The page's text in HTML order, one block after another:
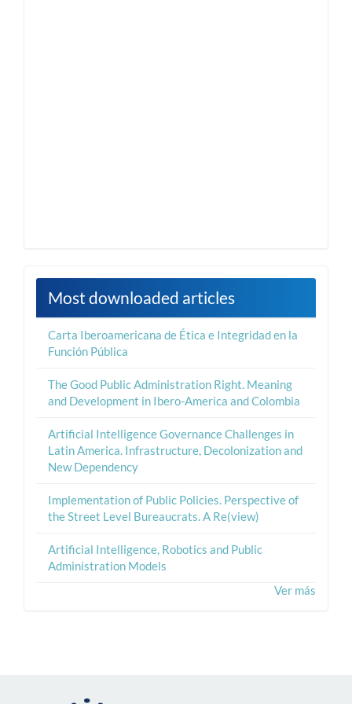
Most downloaded articles
Carta Iberoamericana de Ética e Integridad en la
Función Pública
The Good Public Administration Right. Meaning
and Development in Ibero-America and Colombia
Artificial Intelligence Governance Challenges in
Latin America. Infrastructure, Decolonization and
New Dependency
Implementation of Public Policies. Perspective of
the Street Level Bureaucrats. A Re(view)
Artificial Intelligence, Robotics and Public
Administration Models
Ver más